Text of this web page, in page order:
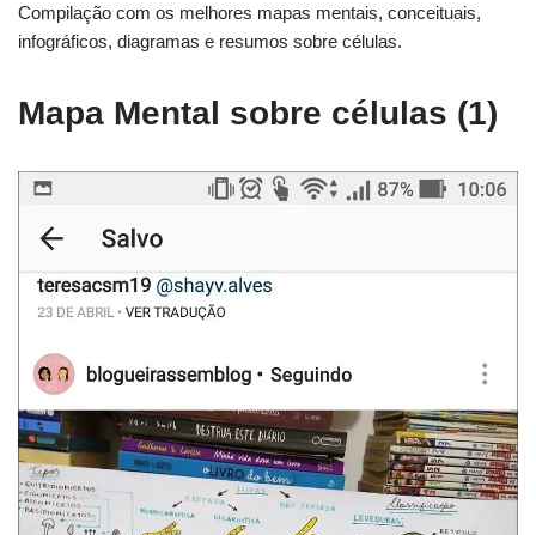
Compilação com os melhores mapas mentais, conceituais,
infográficos, diagramas e resumos sobre células.
Mapa Mental sobre células (1)